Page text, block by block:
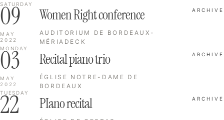
SATURDAY
09
MAY
2022
MONDAY
Women Right conference
AUDITORIUM DE BORDEAUX-
MÉRIADECK
ARCHIVE
03
MAY
2022
TUESDAY
Recital piano trio
ÉGLISE NOTRE-DAME DE
BORDEAUX
ARCHIVE
22 PIano recital ARCHIVE